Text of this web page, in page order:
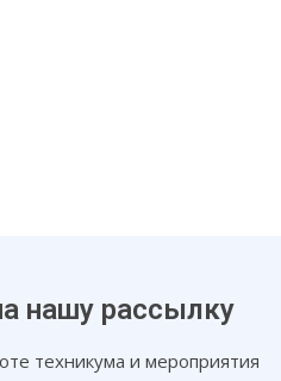
нашу рассылку
техникума и мероприятия